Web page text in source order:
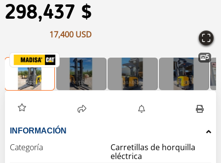
298,437 $
17,400 USD
5
INFORMACIÓN
Categoría
Carretillas de horquilla
eléctrica